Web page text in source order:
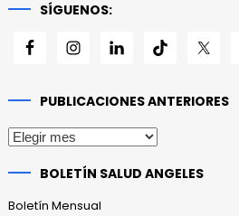
SÍGUENOS:
PUBLICACIONES ANTERIORES
Publicaciones
BOLETÍN SALUD ANGELES
Boletín Mensual